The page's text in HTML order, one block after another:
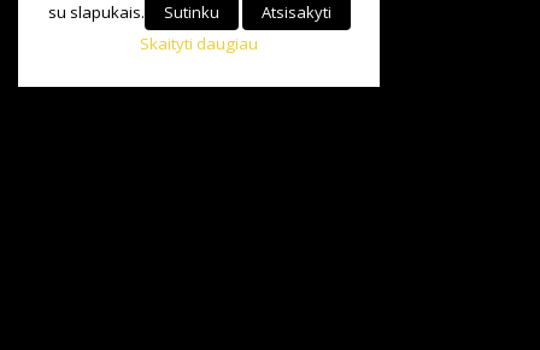
su slapukais.
Sutinku
Atsisakyti
Skaityti daugiau